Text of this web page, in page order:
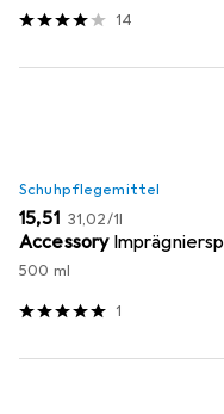
14
Schuhpflegemittel
EUR
15,51 EUR
31,02/1l
Accessory
500 ml
1